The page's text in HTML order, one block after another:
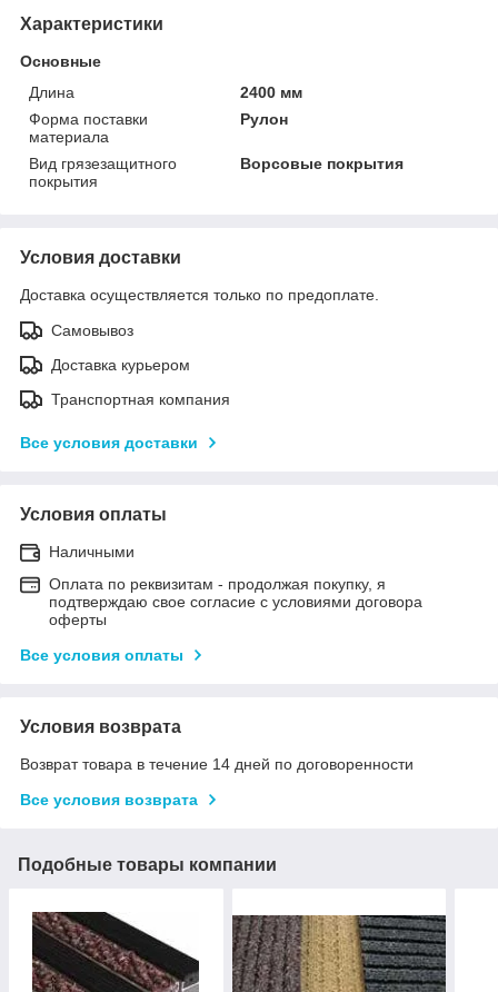
Характеристики
Основные
Длина
2400 мм
Форма поставки
материала
Рулон
Вид грязезащитного
покрытия
Ворсовые покрытия
Условия доставки
Доставка осуществляется только по предоплате.
Самовывоз
Доставка курьером
Транспортная компания
Все условия доставки
Условия оплаты
Наличными
Оплата по реквизитам - продолжая покупку, я
подтверждаю свое согласие с условиями договора
оферты
Все условия оплаты
Условия возврата
Возврат товара в течение 14 дней по договоренности
Все условия возврата
Подобные товары компании